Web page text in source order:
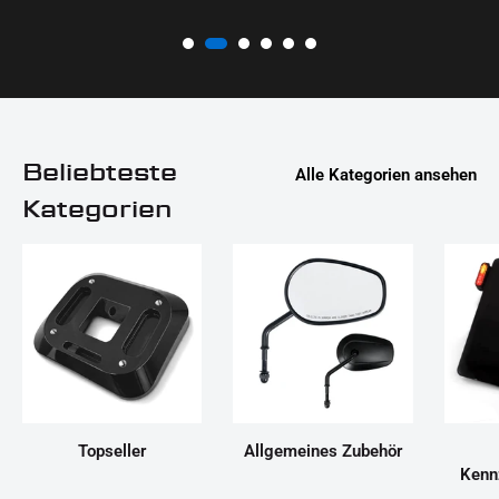
Beliebteste
Kategorien
Alle Kategorien ansehen
Topseller
Allgemeines Zubehör